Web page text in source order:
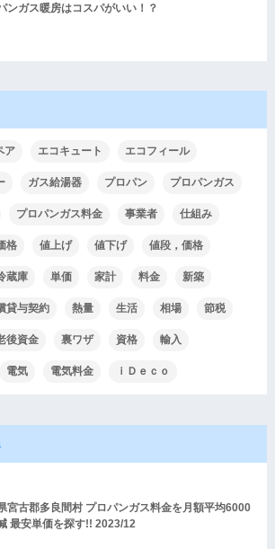
ンガス暖房はコスパがいい！？
ア エコキュート エコフィール
ガス給湯器 プロパン プロパンガス
プロパンガス料金 事業者 仕組み
格 値上げ 値下げ 値段，価格
蔵庫 単価 家計 料金 新築
貸与契約 熱量 生活 相場 節税
後資金 裏ワザ 資格 輸入
電気 電気料金 ｉＤｅｃｏ
宮古郡多良間村 プロパンガス料金を月額平均6000
最安単価を探す!! 2023/12